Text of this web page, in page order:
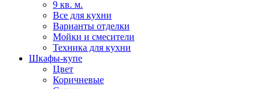
9 кв. м.
Все для кухни
Варианты отделки
Мойки и смесители
Техника для кухни
Шкафы-купе
Цвет
Коричневые